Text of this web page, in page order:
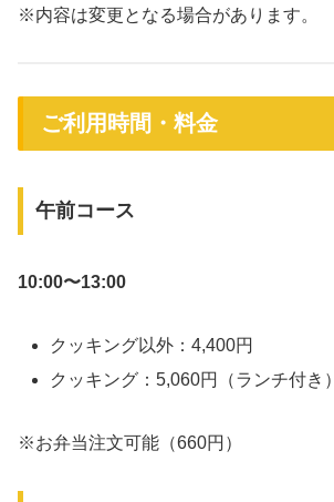
※内容は変更となる場合があります。
ご利用時間・料金
午前コース
10:00〜13:00
クッキング以外：4,400円
クッキング：5,060円（ランチ付き）
※お弁当注文可能（660円）